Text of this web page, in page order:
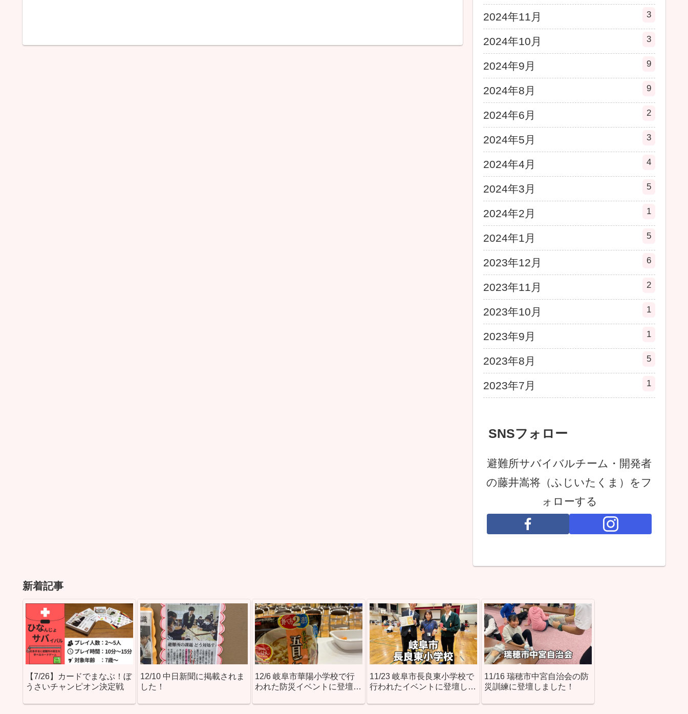
2024年11月 3
2024年10月 3
2024年9月 9
2024年8月 9
2024年6月 2
2024年5月 3
2024年4月 4
2024年3月 5
2024年2月 1
2024年1月 5
2023年12月 6
2023年11月 2
2023年10月 1
2023年9月 1
2023年8月 5
2023年7月 1
SNSフォロー
避難所サバイバルチーム・開発者
の藤井嵩将（ふじいたくま）をフ
ォローする
新着記事
【7/26】カードでまなぶ！ぼ
うさいチャンピオン決定戦
12/10 中日新聞に掲載されま
した！
12/6 岐阜市華陽小学校で行
われた防災イベントに登壇し
11/23 岐阜市長良東小学校で
行われたイベントに登壇しま
11/16 瑞穂市中宮自治会の防
災訓練に登壇しました！